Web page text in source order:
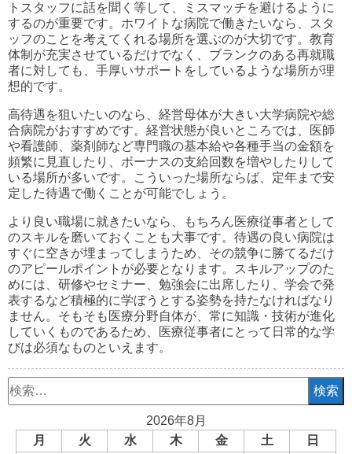
トスタッフに話を聞く等して、ミスマッチを避けるように
するのが重要です。ホワイトな病院で働きたいなら、スタ
ッフのことを考えてくれる場所を選ぶのが大切です。教育
体制が充実させているだけでなく、ブランクのある再就職
者に対しても、手厚いサポートをしているような場所が理
想的です。
高待遇を狙いたいのなら、経営母体が大きい大学病院や総
合病院がおすすめです。経営状態が良いところでは、医師
や看護師、薬剤師など専門職の基本給や各種手当の金額を
頻繁に見直したり、ボーナスの支給回数を増やしたりして
いる場所が多いです。こういった場所ならば、定年まで安
定した待遇で働くことが可能でしょう。
より良い職場に就きたいなら、もちろん医療従事者として
のスキルを磨いておくことも大事です。待遇の良い病院は
すぐに空きが埋まってしまうため、その競争に勝てるだけ
のアピールポイントが必要となります。スキルアップのた
めには、研修やセミナー、勉強会に出席したり、学会で発
表するなど積極的に学ぼうとする姿勢を持たなければなり
ません。そもそも医療分野自体が、常に知識・技術が進化
していくものであるため、医療従事者にとって日常的な学
びは必須なものといえます。
検
索:
2026年8月
月
火 水 木 金 土
日